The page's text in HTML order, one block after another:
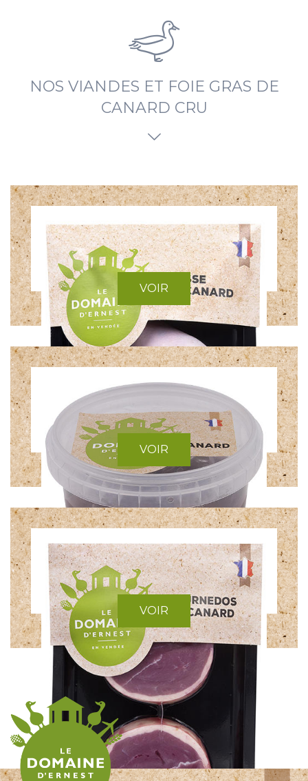
NOS VIANDES ET FOIE GRAS DE
CANARD CRU
CUISSE DE CANARD
VOIR
FOIES DE CANARD
VOIR
VOIR